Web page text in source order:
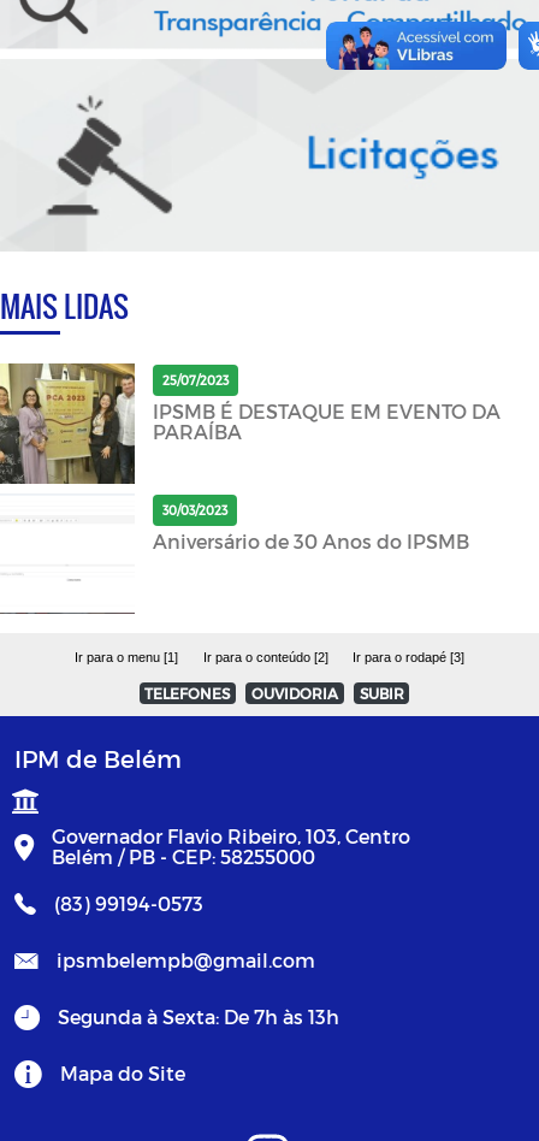
MAIS LIDAS
25/07/2023
IPSMB É DESTAQUE EM EVENTO DA
PARAÍBA
30/03/2023
Aniversário de 30 Anos do IPSMB
Ir para o menu [1] Ir para o conteúdo [2] Ir para o rodapé [3]
TELEFONES OUVIDORIA SUBIR
IPM de Belém
Governador Flavio Ribeiro, 103, Centro
Belém / PB - CEP: 58255000
(83) 99194-0573
ipsmbelempb@gmail.com
Segunda à Sexta: De 7h às 13h
Mapa do Site